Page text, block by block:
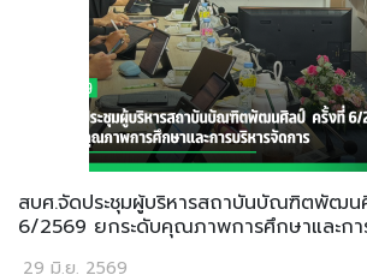
สบศ.จัดประชุมผู้บริหารสถาบันบัณฑิตพัฒ
6/2569 ยกระดับคุณภาพการศึกษาและกา
29 มิ.ย. 2569